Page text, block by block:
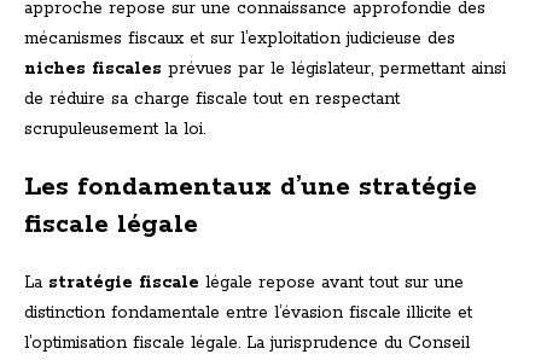
approche repose sur une connaissance approfondie des
mécanismes fiscaux et sur l’exploitation judicieuse des
niches fiscales prévues par le législateur, permettant ainsi
de réduire sa charge fiscale tout en respectant
scrupuleusement la loi.
Les fondamentaux d’une stratégie
fiscale légale
La stratégie fiscale légale repose avant tout sur une
distinction fondamentale entre l’évasion fiscale illicite et
l’optimisation fiscale légale. La jurisprudence du Conseil